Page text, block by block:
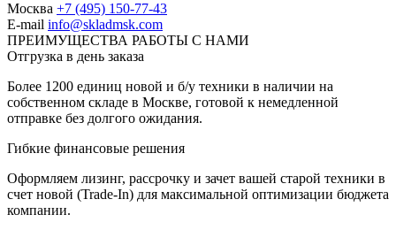
Москва +7 (495) 150-77-43
E-mail info@skladmsk.com
ПРЕИМУЩЕСТВА РАБОТЫ С НАМИ
Отгрузка в день заказа
Более 1200 единиц новой и б/у техники в наличии на
собственном складе в Москве, готовой к немедленной
отправке без долгого ожидания.
Гибкие финансовые решения
Оформляем лизинг, рассрочку и зачет вашей старой техники в
счет новой (Trade-In) для максимальной оптимизации бюджета
компании.